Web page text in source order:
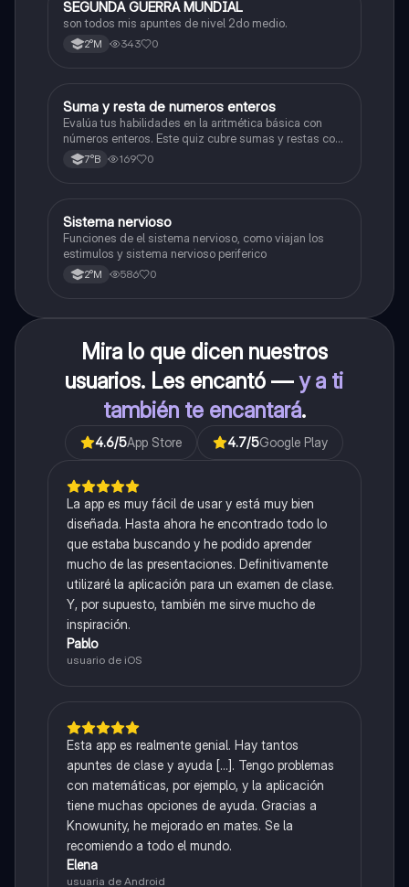
Historia
SEGUNDA GUERRA MUNDIAL
son todos mis apuntes de nivel 2do medio.
2°M 343 0
SMatemáticas
Suma y resta de numeros enteros
Evalúa tus habilidades en la aritmética básica con
números enteros. Este quiz cubre sumas y restas con
números positivos y negativos.
7°B 169 0
SBiología
Sistema nervioso
Funciones de el sistema nervioso, como viajan los
estimulos y sistema nervioso periferico
2°M 586 0
Mira lo que dicen nuestros
usuarios. Les encantó —y a ti
también te encantará.
4.6/5App Store 4.7/5Google Play
La app es muy fácil de usar y está muy bien
diseñada. Hasta ahora he encontrado todo lo
que estaba buscando y he podido aprender
mucho de las presentaciones. Definitivamente
utilizaré la aplicación para un examen de clase.
Y, por supuesto, también me sirve mucho de
inspiración.
Pablo
usuario de iOS
Esta app es realmente genial. Hay tantos
apuntes de clase y ayuda [...]. Tengo problemas
con matemáticas, por ejemplo, y la aplicación
tiene muchas opciones de ayuda. Gracias a
Knowunity, he mejorado en mates. Se la
recomiendo a todo el mundo.
Elena
usuaria de Android